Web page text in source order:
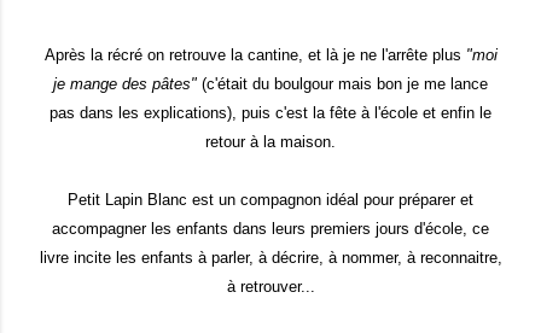
Après la récré on retrouve la cantine, et là je ne l'arrête plus "moi
je mange des pâtes" (c'était du boulgour mais bon je me lance
pas dans les explications), puis c'est la fête à l'école et enfin le
retour à la maison.
Petit Lapin Blanc est un compagnon idéal pour préparer et
accompagner les enfants dans leurs premiers jours d'école, ce
livre incite les enfants à parler, à décrire, à nommer, à reconnaitre,
à retrouver...